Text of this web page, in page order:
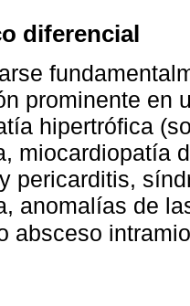
diferencial
prominente en
hipertrófica
miocardiopatía
pericarditis,
anomalías de
absceso